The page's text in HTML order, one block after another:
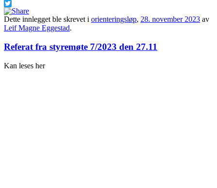
Facebook
Twitter
Dette innlegget ble skrevet i orienteringsløp, 28. november 2023 av
Leif Magne Eggestad.
Referat fra styremøte 7/2023 den 27.11
Kan leses her